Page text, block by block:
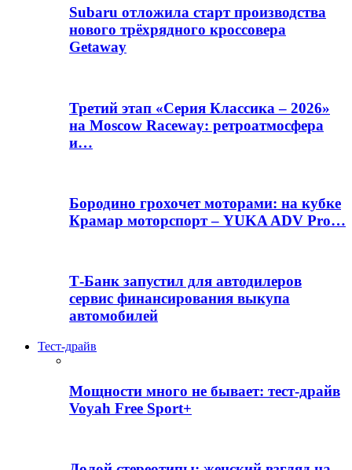
Subaru отложила старт производства
нового трёхрядного кроссовера
Getaway
Третий этап «Серия Классика – 2026»
на Moscow Raceway: ретроатмосфера
и…
Бородино грохочет моторами: на кубке
Крамар моторспорт – YUKA ADV Pro…
Т-Банк запустил для автодилеров
сервис финансирования выкупа
автомобилей
Тест-драйв
Мощности много не бывает: тест-драйв
Voyah Free Sport+